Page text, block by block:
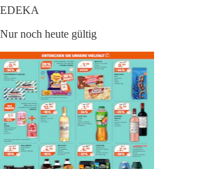
EDEKA
Nur noch heute gültig